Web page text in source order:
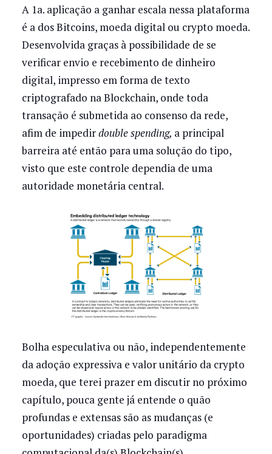
A 1a. aplicação a ganhar escala nessa plataforma
é a dos Bitcoins, moeda digital ou crypto moeda.
Desenvolvida graças à possibilidade de se
verificar envio e recebimento de dinheiro
digital, impresso em forma de texto
criptografado na Blockchain, onde toda
transação é submetida ao consenso da rede,
afim de impedirdouble spending, a principal
barreira até então para uma solução do tipo,
visto que este controle dependia de uma
autoridade monetária central.
Bolha especulativa ou não, independentemente
da adoção expressiva e valor unitário da crypto
moeda, que terei prazer em discutir no próximo
capítulo, pouca gente já entende o quão
profundas e extensas são as mudanças (e
oportunidades) criadas pelo paradigma